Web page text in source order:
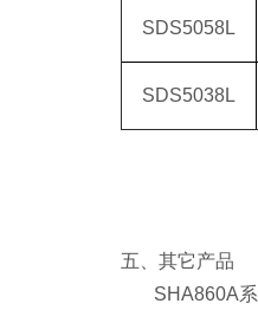
SDS5058L
SDS5038L
五、其它产品
SHA860A系